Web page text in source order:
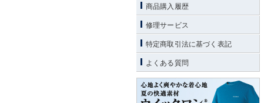
商品購入履歴
修理サービス
特定商取引法に基づく表記
よくある質問